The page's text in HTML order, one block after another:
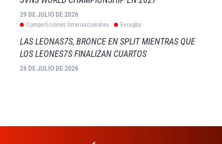
29 DE JULIO DE 2026
Competiciones Internacionales Ferugby
LAS LEONAS7S, BRONCE EN SPLIT MIENTRAS QUE
LOS LEONES7S FINALIZAN CUARTOS
26 DE JULIO DE 2026